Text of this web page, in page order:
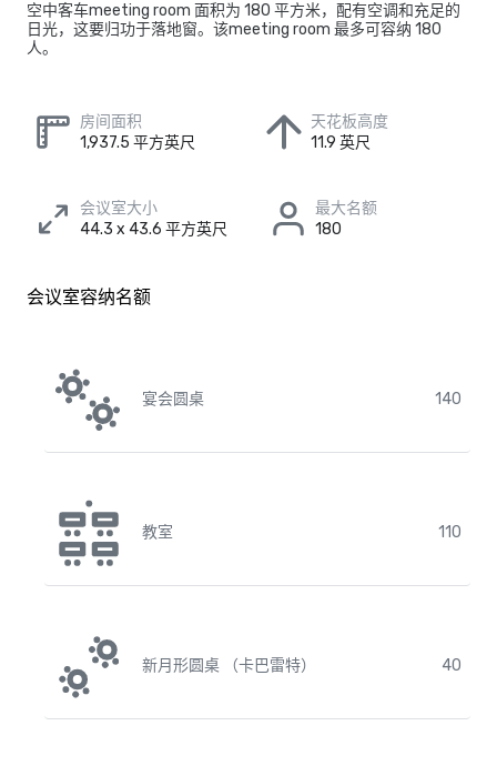
空中客车meeting room 面积为 180 平方米，配有空调和充足的
日光，这要归功于落地窗。该meeting room 最多可容纳 180
人。
房间面积
1,937.5 平方英尺
天花板高度
11.9 英尺
会议室大小
44.3 x 43.6 平方英尺
最大名额
180
会议室容纳名额
宴会圆桌 140
教室 110
新月形圆桌 （卡巴雷特） 40